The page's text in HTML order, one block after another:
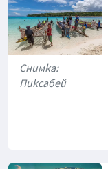
Снимка:
Пиксабей